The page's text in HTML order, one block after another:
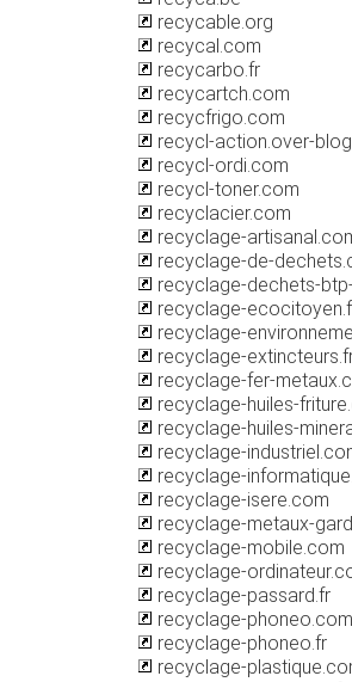
recycable.org
recycal.com
recycarbo.fr
recycartch.com
recycfrigo.com
recycl-action.over-
recycl-ordi.com
recycl-toner.com
recyclacier.com
recyclage-
recyclage-de-
recyclage-dechets-
recyclage-
recyclage-
recyclage-
recyclage-fer-
recyclage-huiles-
recyclage-huiles-
recyclage-
recyclage-
recyclage-isere.com
recyclage-metaux-
recyclage-mobile.com
recyclage-
recyclage-passard.fr
recyclage-phoneo.com
recyclage-phoneo.fr
recyclage-